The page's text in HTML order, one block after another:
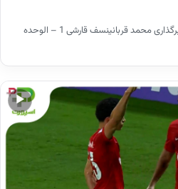
گل دوم الوحده به نسف قارشی با تاثیرگذاری محمد قربانینسف قارشی 1 – الوحده
▶